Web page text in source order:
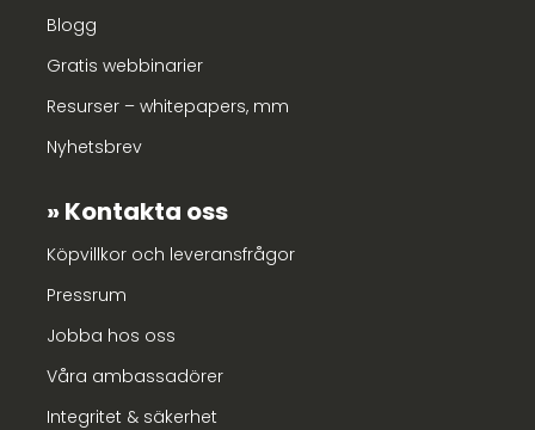
Blogg
Gratis webbinarier
Resurser – whitepapers, mm
Nyhetsbrev
Kontakta oss
Köpvillkor och leveransfrågor
Pressrum
Jobba hos oss
Våra ambassadörer
Integritet & säkerhet